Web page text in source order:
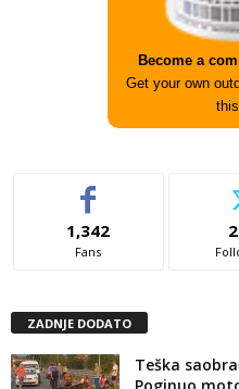
Become a
Get your own
1,342
Fans
ZADNJE DODATO
Teška